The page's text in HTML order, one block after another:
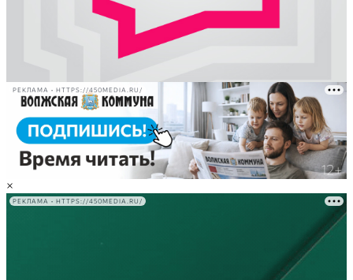
РЕКЛАМА • HTTPS://450MEDIA.RU/
×
РЕКЛАМА • HTTPS://450MEDIA.RU/